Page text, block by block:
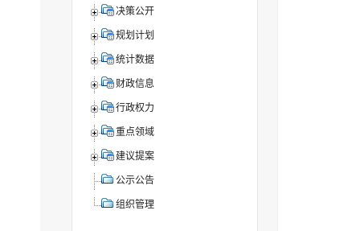
决策公开
规划计划
统计数据
财政信息
行政权力
重点领域
建议提案
公示公告
组织管理